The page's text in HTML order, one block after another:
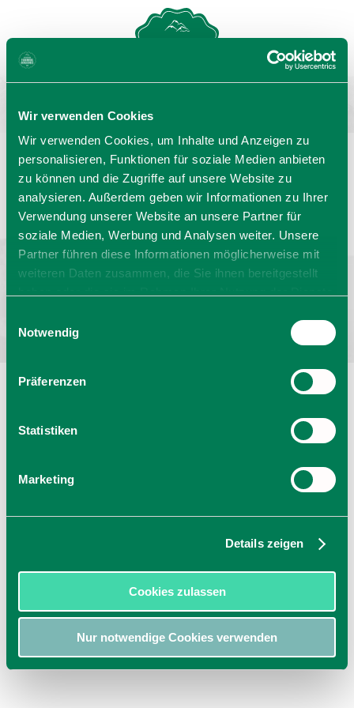
Wir verwenden Cookies
Wir verwenden Cookies, um Inhalte und Anzeigen zu
personalisieren, Funktionen für soziale Medien anbieten
zu können und die Zugriffe auf unsere Website zu
analysieren. Außerdem geben wir Informationen zu Ihrer
Verwendung unserer Website an unsere Partner für
soziale Medien, Werbung und Analysen weiter. Unsere
Partner führen diese Informationen möglicherweise mit
weiteren Daten zusammen, die Sie ihnen bereitgestellt
Cookies, wenn Sie unsere Webseite weiterhin nutzen.
Notwendig
Präferenzen
Statistiken
Marketing
Details zeigen
Cookies zulassen
Nur notwendige Cookies verwenden
Sprache wählen: DE EN IT
Barrierefrei reisen Filmregion
Prospekte
Kontakt
Impressum
Datenschutz
Erklärung zur Barrierefreiheit
Bayern - traditionell anders
GASTGEBERSUCHE